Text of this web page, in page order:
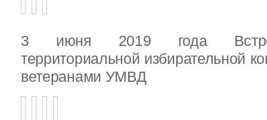
3 июня 2019 года
территориальной избирательной
ветеранами УМВД